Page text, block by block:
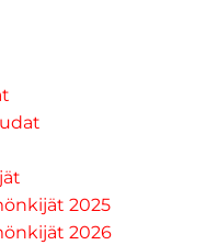
2025
2026